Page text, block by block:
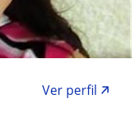
Ver perfil